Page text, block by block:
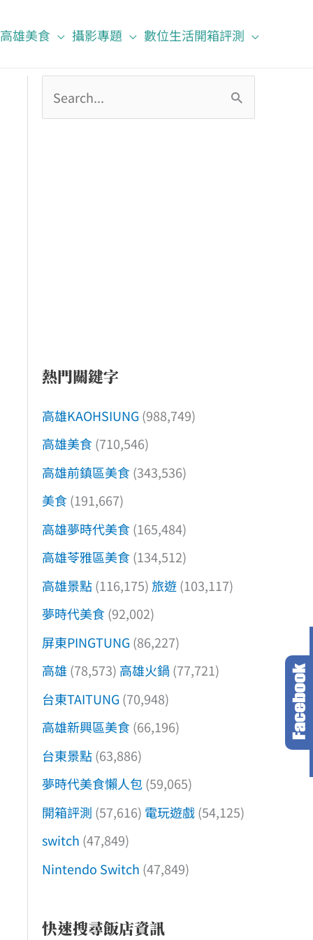
高雄美食 攝影專題 數位生活開箱評測
熱門關鍵字
高雄KAOHSIUNG (988,749)
高雄美食 (710,546)
高雄前鎮區美食 (343,536)
美食 (191,667)
高雄夢時代美食 (165,484)
高雄苓雅區美食 (134,512)
高雄景點(116,175) 旅遊(103,117)
夢時代美食 (92,002)
屏東PINGTUNG (86,227)
高雄 (78,573) 高雄火鍋 (77,721)
台東TAITUNG (70,948)
高雄新興區美食 (66,196)
台東景點(63,886)
夢時代美食懶人包(59,065)
開箱評測 (57,616) 電玩遊戲(54,125)
switch (47,849)
Nintendo Switch (47,849)
快速搜尋飯店資訊